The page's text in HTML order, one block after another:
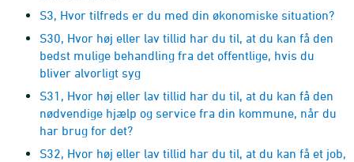
S3, Hvor tilfreds er du med din økonomiske situation?
S30, Hvor høj eller lav tillid har du til, at du kan få den
bedst mulige behandling fra det offentlige, hvis du
bliver alvorligt syg
S31, Hvor høj eller lav tillid har du til, at du kan få den
nødvendige hjælp og service fra din kommune, når du
har brug for det?
S32, Hvor høj eller lav tillid har du til, at du kan få et job,